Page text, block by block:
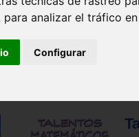
para analizar el tráfico
Configurar